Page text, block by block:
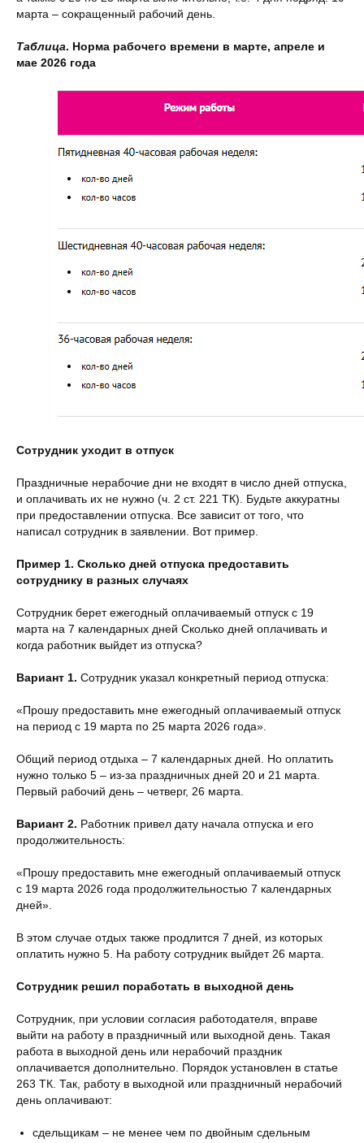
марта – сокращенный рабочий день.
Таблица. Норма рабочего времени в марте, апреле и
мае 2026 года
Сотрудник уходит в отпуск
Праздничные нерабочие дни не входят в число дней отпуска,
и оплачивать их не нужно (ч. 2 ст. 221 ТК). Будьте аккуратны
при предоставлении отпуска. Все зависит от того, что
написал сотрудник в заявлении. Вот пример.
Пример 1. Сколько дней отпуска предоставить
сотруднику в разных случаях
Сотрудник берет ежегодный оплачиваемый отпуск с 19
марта на 7 календарных дней Сколько дней оплачивать и
когда работник выйдет из отпуска?
Вариант 1. Сотрудник указал конкретный период отпуска:
«Прошу предоставить мне ежегодный оплачиваемый отпуск
на период с 19 марта по 25 марта 2026 года».
Общий период отдыха – 7 календарных дней. Но оплатить
нужно только 5 – из-за праздничных дней 20 и 21 марта.
Первый рабочий день – четверг, 26 марта.
Вариант 2. Работник привел дату начала отпуска и его
продолжительность:
«Прошу предоставить мне ежегодный оплачиваемый отпуск
с 19 марта 2026 года продолжительностью 7 календарных
дней».
В этом случае отдых также продлится 7 дней, из которых
оплатить нужно 5. На работу сотрудник выйдет 26 марта.
Сотрудник решил поработать в выходной день
Сотрудник, при условии согласия работодателя, вправе
выйти на работу в праздничный или выходной день. Такая
работа в выходной день или нерабочий праздник
оплачивается дополнительно. Порядок установлен в статье
263 ТК. Так, работу в выходной или праздничный нерабочий
день оплачивают:
сдельщикам – не менее чем по двойным сдельным